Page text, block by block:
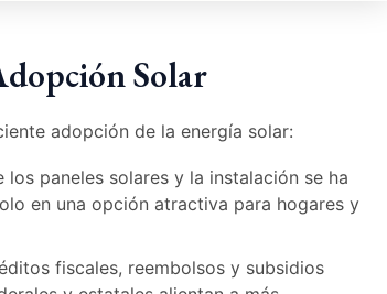
Solar
adopción de la energía solar:
los paneles solares y la instalación se ha
en una opción atractiva para hogares y
fiscales, reembolsos y subsidios